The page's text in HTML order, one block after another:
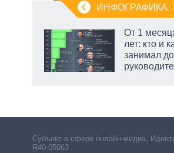
ИНФОГРАФИКА
От 1
лет: кто и
занимал
Субъект в сфере онлайн-медиа.
R40-05063